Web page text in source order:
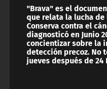
"Brava" es el
que relata la lucha
Conserva contra el
diagnosticó en Junio
concientizar sobre la
detección precoz. No
jueves después de 24